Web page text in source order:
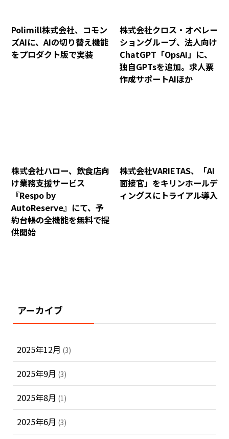
Polimill株式会社、コモン
ズAIに、AIの切り替え機能
をプロダクト版で実装
株式会社クロス・オペレー
ショングループ、法人向け
ChatGPT「OpsAI」に、
独自GPTsを追加。求人票
作成サポートAIほか
株式会社ハロー、飲食店向
け業務支援サービス
『Respo by
AutoReserve』にて、予
約台帳の全機能を無料で提
供開始
株式会社VARIETAS、「AI
面接官」をキリンホールデ
ィングスにトライアル導入
アーカイブ
2025年12月 (3)
2025年9月 (3)
2025年8月 (1)
2025年6月 (3)